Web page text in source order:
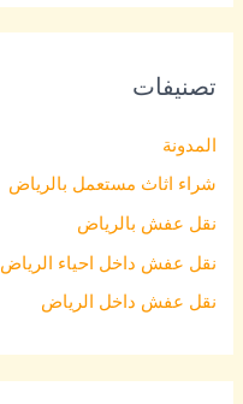
تصنيفات
المدونة
شراء اثاث مستعمل بالرياض
نقل عفش بالرياض
نقل عفش داخل احياء الرياض
نقل عفش داخل الرياض